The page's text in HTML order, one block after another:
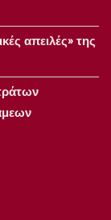
απειλές» της